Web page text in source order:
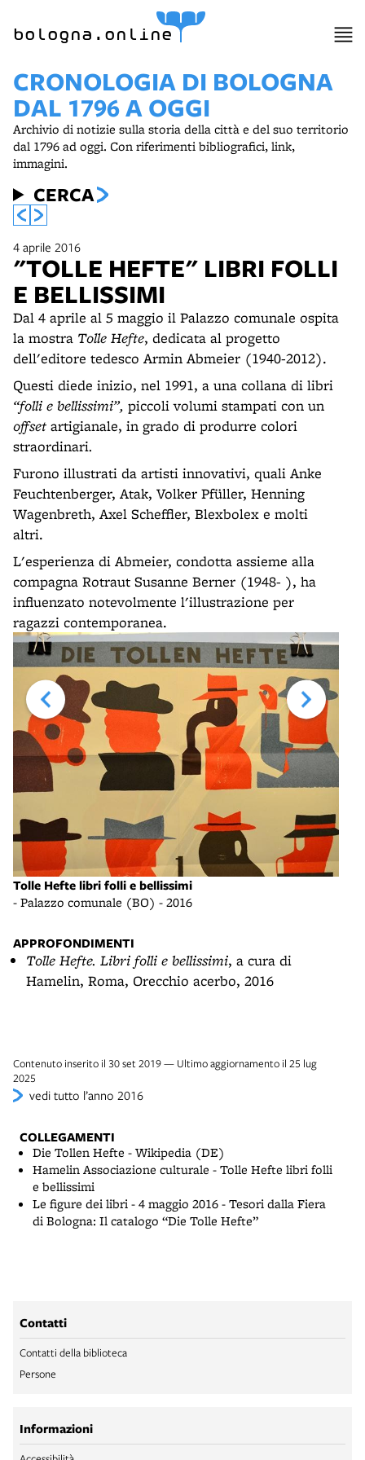
bologna.online
CRONOLOGIA DI BOLOGNA
DAL 1796 A OGGI
Archivio di notizie sulla storia della città e del suo territorio
dal 1796 ad oggi. Con riferimenti bibliografici, link,
immagini.
CERCA
4 aprile 2016
"TOLLE HEFTE" LIBRI FOLLI
E BELLISSIMI
Dal 4 aprile al 5 maggio il Palazzo comunale ospita
la mostra Tolle Hefte, dedicata al progetto
dell'editore tedesco Armin Abmeier (1940-2012).
Questi diede inizio, nel 1991, a una collana di libri
“folli e bellissimi”, piccoli volumi stampati con un
offset artigianale, in grado di produrre colori
straordinari.
Furono illustrati da artisti innovativi, quali Anke
Feuchtenberger, Atak, Volker Pfüller, Henning
Wagenbreth, Axel Scheffler, Blexbolex e molti
altri.
L'esperienza di Abmeier, condotta assieme alla
compagna Rotraut Susanne Berner (1948- ), ha
influenzato notevolmente l'illustrazione per
ragazzi contemporanea.
Tolle Hefte libri folli e bellissimi
- Palazzo comunale (BO) - 2016
APPROFONDIMENTI
Tolle Hefte. Libri folli e bellissimi, a cura di
Hamelin, Roma, Orecchio acerbo, 2016
Contenuto inserito il 30 set 2019 — Ultimo aggiornamento il 25 lug
2025
vedi tutto l’anno 2016
COLLEGAMENTI
Die Tollen Hefte - Wikipedia (DE)
Hamelin Associazione culturale - Tolle Hefte libri folli
e bellissimi
Le figure dei libri - 4 maggio 2016 - Tesori dalla Fiera
di Bologna: Il catalogo “Die Tolle Hefte”
Contatti
Contatti della biblioteca
Persone
Informazioni